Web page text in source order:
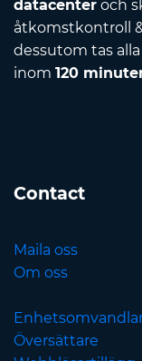
datacenter och
åtkomstkontroll
dessutom tas
inom 120
Contact
Maila oss
Om oss
Översättare